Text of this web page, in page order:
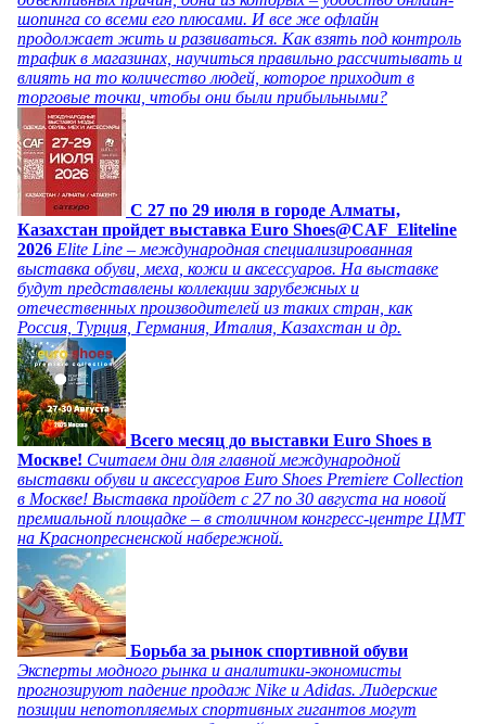
шопинга со всеми его плюсами. И все же офлайн
продолжает жить и развиваться. Как взять под контроль
трафик в магазинах, научиться правильно рассчитывать и
влиять на то количество людей, которое приходит в
торговые точки, чтобы они были прибыльными?
C 27 по 29 июля в городе Алматы,
Казахстан пройдет выставка Euro Shoes@CAF_Eliteline
2026 Elite Line – международная специализированная
выставка обуви, меха, кожи и аксессуаров. На выставке
будут представлены коллекции зарубежных и
отечественных производителей из таких стран, как
Россия, Турция, Германия, Италия, Казахстан и др.
Всего месяц до выставки Euro Shoes в
Москве! Считаем дни для главной международной
выставки обуви и аксессуаров Euro Shoes Premiere Collection
в Москве! Выставка пройдет с 27 по 30 августа на новой
премиальной площадке – в столичном конгресс-центре ЦМТ
на Краснопресненской набережной.
Борьба за рынок спортивной обуви
Эксперты модного рынка и аналитики-экономисты
прогнозируют падение продаж Nike и Adidas. Лидерские
позиции непотопляемых спортивных гигантов могут